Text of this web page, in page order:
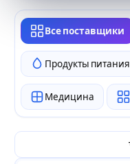
Все поставщики
Продукты питания
Медицина